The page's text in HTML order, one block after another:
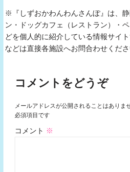
※『しずおかわんわんさんぽ』は、
ン・ドッグカフェ（レストラン）・
どを個人的に紹介している情報サイ
などは直接各施設へお問合わせくださ
コメントをどうぞ
メールアドレスが公開されることはありま
必須項目です
コメント ※